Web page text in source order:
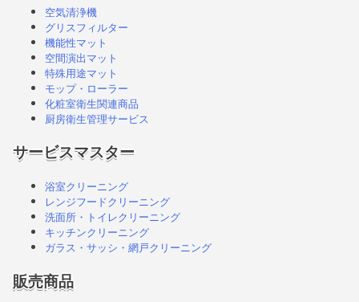
空気清浄機
グリスフィルター
機能性マット
空間演出マット
特殊用途マット
モップ・ローラー
化粧室衛生関連商品
厨房衛生管理サービス
サービスマスター
浴室クリーニング
レンジフードクリーニング
洗面所・トイレクリーニング
キッチンクリーニング
ガラス・サッシ・網戸クリーニング
販売商品